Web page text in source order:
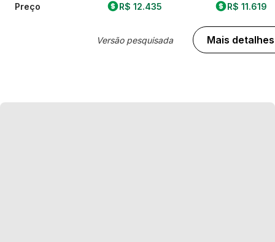
Preço R$ 12.435
Versão pesquisada
R$ 11.619
Mais detalhes